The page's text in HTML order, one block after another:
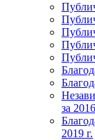
за
2019 г.